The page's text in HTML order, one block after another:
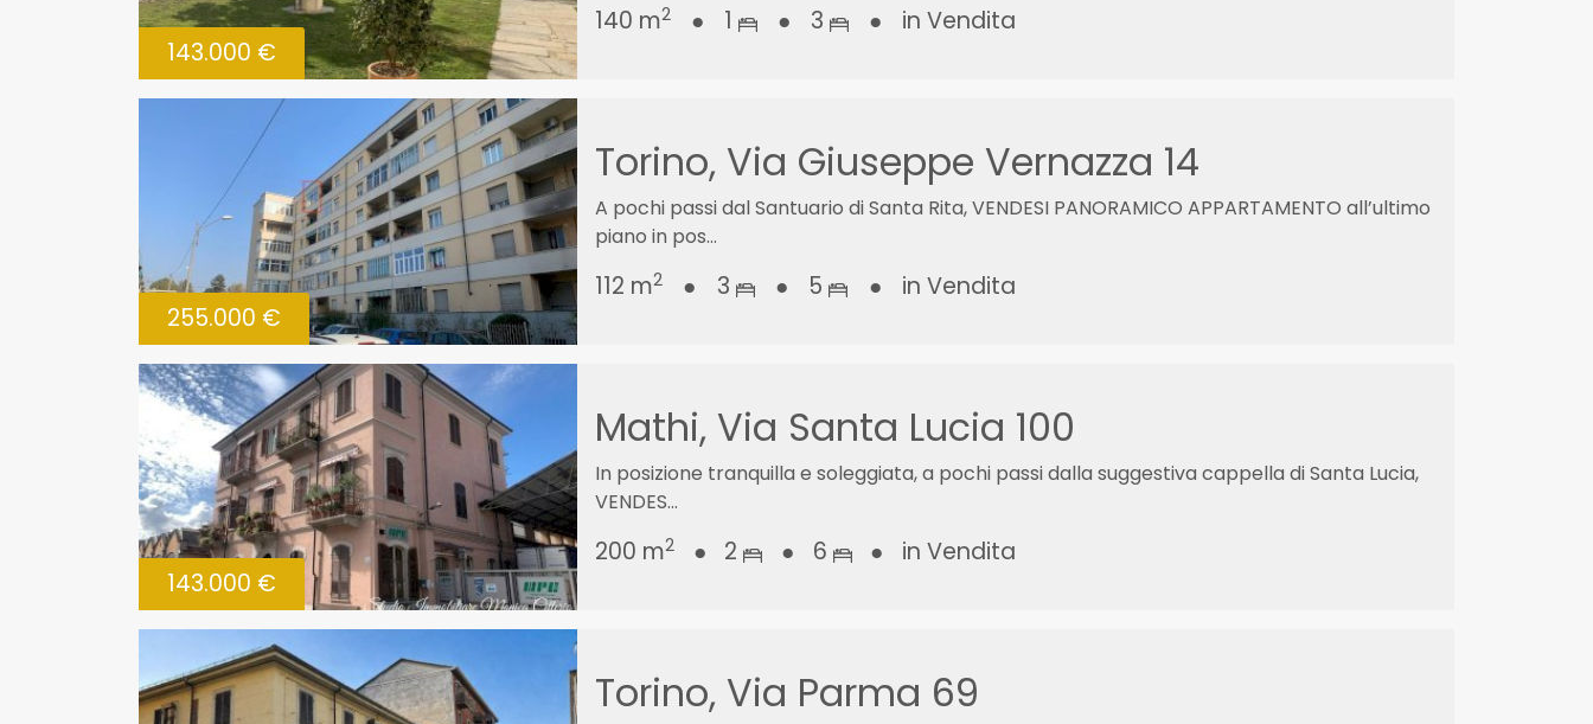
143.000 €
140 m2 ● 1 ● 3 ● in Vendita
255.000 €
Torino, Via Giuseppe Vernazza 14
A pochi passi dal Santuario di Santa Rita, VENDESI PANORAMICO APPARTAMENTO all’ultimo
piano in pos...
112 m2 ● 3 ● 5 ● in Vendita
143.000 €
Mathi, Via Santa Lucia 100
In posizione tranquilla e soleggiata, a pochi passi dalla suggestiva cappella di Santa Lucia,
VENDES...
200 m2 ● 2 ● 6 ● in Vendita
Torino, Via Parma 69